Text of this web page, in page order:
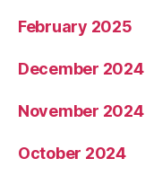
February 2025
December 2024
November 2024
October 2024